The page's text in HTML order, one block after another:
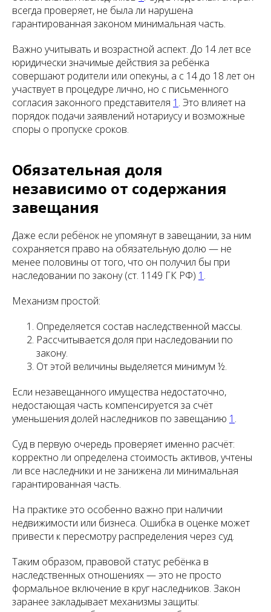
всегда проверяет, не была ли нарушена
гарантированная законом минимальная часть.
Важно учитывать и возрастной аспект. До 14 лет все
юридически значимые действия за ребёнка
совершают родители или опекуны, а с 14 до 18 лет он
участвует в процедуре лично, но с письменного
согласия законного представителя 1 . Это влияет на
порядок подачи заявлений нотариусу и возможные
споры о пропуске сроков.
Обязательная доля
независимо от содержания
завещания
Даже если ребёнок не упомянут в завещании, за ним
сохраняется право на обязательную долю — не
менее половины от того, что он получил бы при
наследовании по закону (ст. 1149 ГК РФ) 1 .
Механизм простой:
Определяется состав наследственной массы.
Рассчитывается доля при наследовании по
закону.
От этой величины выделяется минимум ½.
Если незавещанного имущества недостаточно,
недостающая часть компенсируется за счёт
уменьшения долей наследников по завещанию 1 .
Суд в первую очередь проверяет именно расчёт:
корректно ли определена стоимость активов, учтены
ли все наследники и не занижена ли минимальная
гарантированная часть.
На практике это особенно важно при наличии
недвижимости или бизнеса. Ошибка в оценке может
привести к пересмотру распределения через суд.
Таким образом, правовой статус ребёнка в
наследственных отношениях — это не просто
формальное включение в круг наследников. Закон
заранее закладывает механизмы защиты: